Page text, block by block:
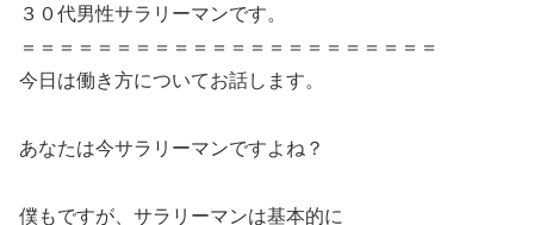
３０代男性サラリーマンです。
＝＝＝＝＝＝＝＝＝＝＝＝＝＝＝＝＝＝＝＝＝＝
今日は働き方についてお話します。
あなたは今サラリーマンですよね？
僕もですが、サラリーマンは基本的に